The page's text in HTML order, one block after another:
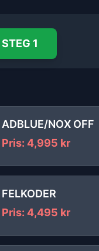
STEG 1
ADBLUE/NOX OFF
Pris: 4,995 kr
FELKODER
Pris: 4,495 kr